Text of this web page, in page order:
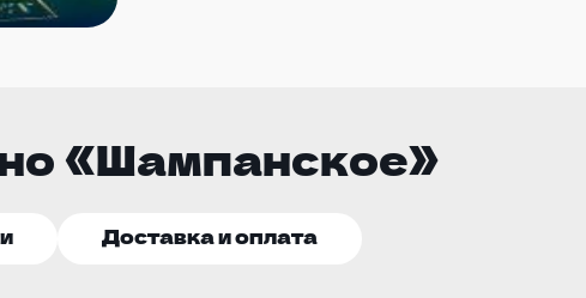
«Шампанское»
Доставка и оплата